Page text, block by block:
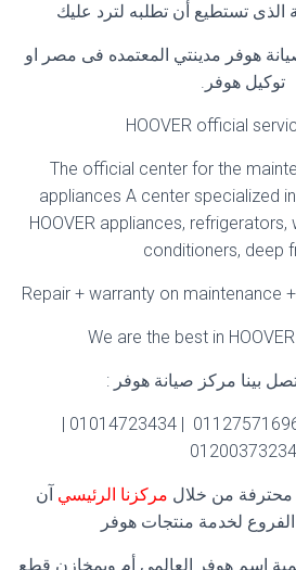
الذى تستطيع أن تطلبه لترد عليك
هوفر مدينتي المعتمده فى مصر او
توكيل هوفر.
HOOVER official
The official center for the
appliances A center specialized
HOOVER appliances, refrigerators,
conditioners, deep
Repair + warranty on maintenance
We are the best in
بينا مركز صيانة هوفر :
01225025360 | 01127571696 | 01014723434 |
01200373234
محترفة من خلال مركزنا الرئيسي آن
لخدمة منتجات هوفر
اسم هوفر العالمي أم وبمخازن قطع